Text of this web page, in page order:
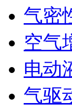
气密
空气
电动
气驱